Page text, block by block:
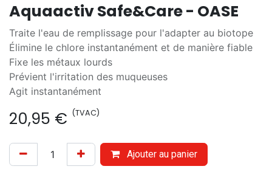
Aquaactiv Safe&Care - OASE
Traite l'eau de remplissage pour l'adapter au biotope
Élimine le chlore instantanément et de manière fiable
Fixe les métaux lourds
Prévient l'irritation des muqueuses
Agit instantanément
20,95 € (TVAC)
Ajouter au panier